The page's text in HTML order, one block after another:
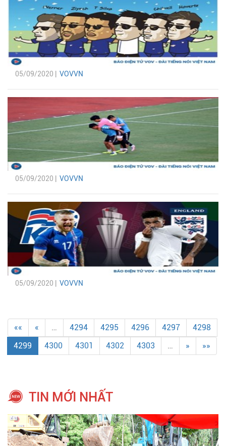
05/09/2020 | VOVVN
05/09/2020 | VOVVN
05/09/2020 | VOVVN
«« « … 4294 4295 4296 4297
4298
4299
4300 4301 4302 4303 … » »»
TIN MỚI NHẤT